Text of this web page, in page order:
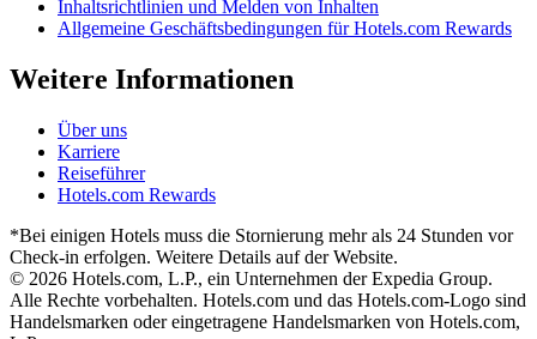
Inhaltsrichtlinien und Melden von Inhalten
Allgemeine Geschäftsbedingungen für Hotels.com Rewards
Weitere Informationen
Über uns
Karriere
Reiseführer
Hotels.com Rewards
*Bei einigen Hotels muss die Stornierung mehr als 24 Stunden vor
Check-in erfolgen. Weitere Details auf der Website.
© 2026 Hotels.com, L.P., ein Unternehmen der Expedia Group.
Alle Rechte vorbehalten. Hotels.com und das Hotels.com-Logo sind
Handelsmarken oder eingetragene Handelsmarken von Hotels.com,